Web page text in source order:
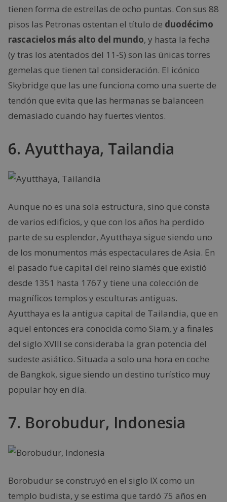
tienen forma de estrellas de ocho puntas. Con sus 88
pisos las Petronas ostentan el título de duodécimo
rascacielos más alto del mundo, y hasta la fecha
(y tras los atentados del 11-S) son las únicas torres
gemelas que tienen tal consideración. El icónico
Skybridge que las une funciona como una suerte de
tendón que evita que las hermanas se balanceen
demasiado cuando hay fuertes vientos.
6. Ayutthaya, Tailandia
Aunque no es una sola estructura, sino que consta
de varios edificios, y que con los años ha perdido
parte de su esplendor, Ayutthaya sigue siendo uno
de los monumentos más espectaculares de Asia. En
el pasado fue capital del reino siamés que existió
desde 1351 hasta 1767 y tiene una colección de
magníficos templos y esculturas antiguas.
Ayutthaya es la antigua capital de Tailandia, que en
aquel entonces era conocida como Siam, y a finales
del siglo XVIII se consideraba la gran potencia del
sudeste asiático. Situada a solo una hora en coche
de Bangkok, sigue siendo un destino turístico muy
popular hoy en día.
7. Borobudur, Indonesia
Borobudur se construyó en el siglo IX como un
templo budista, y se estima que tardó 75 años en